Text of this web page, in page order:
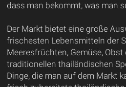
dass man bekommt, was man
Der Markt bietet eine große
frischesten Lebensmitteln der
Meeresfrüchten, Gemüse,
traditionellen thailändischen
Dinge, die man auf dem Markt